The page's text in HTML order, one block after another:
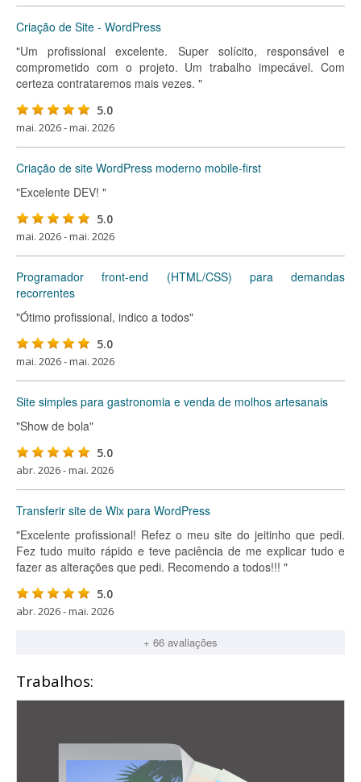
Criação de Site - WordPress
"Um profissional excelente. Super solícito, responsável e
comprometido com o projeto. Um trabalho impecável. Com
certeza contrataremos mais vezes. "
5.0
mai. 2026 - mai. 2026
Criação de site WordPress moderno mobile-first
"Excelente DEV! "
5.0
mai. 2026 - mai. 2026
Programador front-end (HTML/CSS) para demandas
recorrentes
"Ótimo profissional, indico a todos"
5.0
mai. 2026 - mai. 2026
Site simples para gastronomia e venda de molhos artesanais
"Show de bola"
5.0
abr. 2026 - mai. 2026
Transferir site de Wix para WordPress
"Excelente profissional! Refez o meu site do jeitinho que pedi.
Fez tudo muito rápido e teve paciência de me explicar tudo e
fazer as alterações que pedi. Recomendo a todos!!! "
5.0
abr. 2026 - mai. 2026
+ 66 avaliações
Trabalhos: